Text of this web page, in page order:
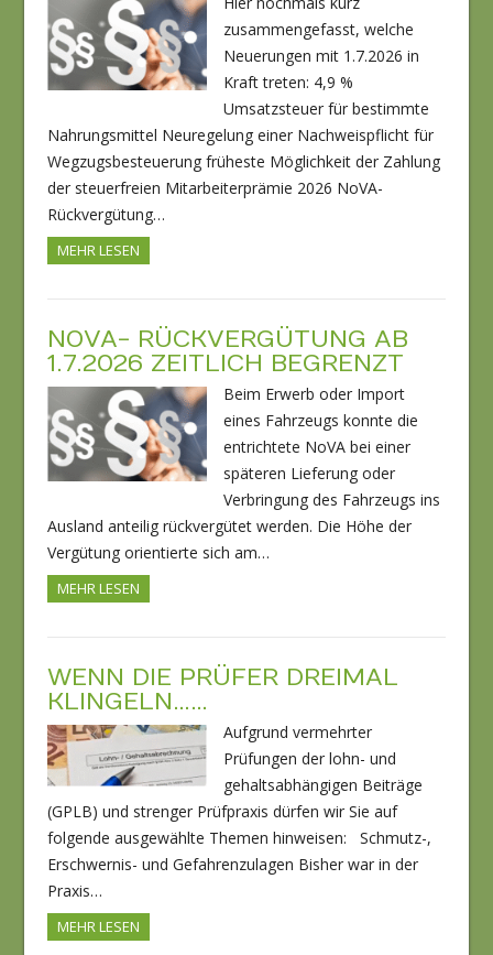
zusammengefasst, welche
Neuerungen mit 1.7.2026 in
Kraft treten: 4,9 %
Umsatzsteuer für bestimmte
Nahrungsmittel Neuregelung einer Nachweispflicht für
Wegzugsbesteuerung früheste Möglichkeit der Zahlung
der steuerfreien Mitarbeiterprämie 2026 NoVA-
Rückvergütung…
MEHR LESEN
NOVA- RÜCKVERGÜTUNG AB
1.7.2026 ZEITLICH BEGRENZT
Beim Erwerb oder Import
eines Fahrzeugs konnte die
entrichtete NoVA bei einer
späteren Lieferung oder
Verbringung des Fahrzeugs ins
Ausland anteilig rückvergütet werden. Die Höhe der
Vergütung orientierte sich am…
MEHR LESEN
WENN DIE PRÜFER DREIMAL
KLINGELN……
Aufgrund vermehrter
Prüfungen der lohn- und
gehaltsabhängigen Beiträge
(GPLB) und strenger Prüfpraxis dürfen wir Sie auf
folgende ausgewählte Themen hinweisen: Schmutz-,
Erschwernis- und Gefahrenzulagen Bisher war in der
Praxis…
MEHR LESEN